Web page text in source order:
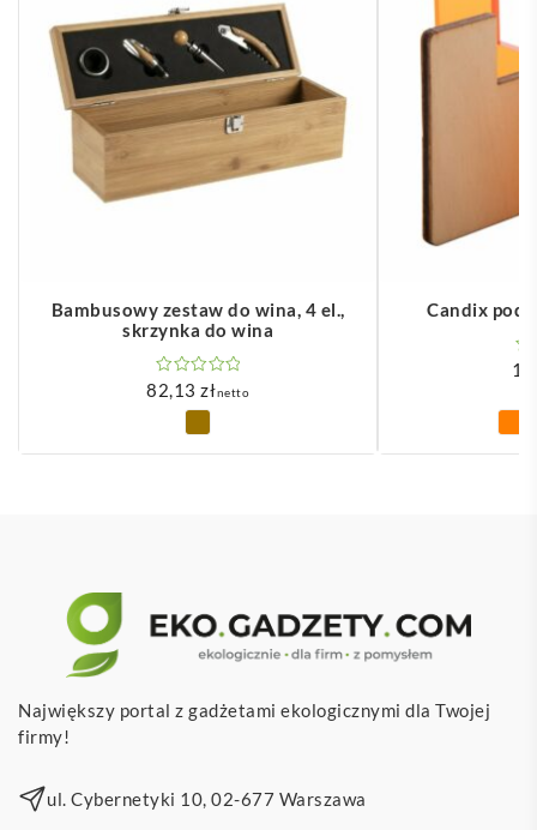
Bambusowy zestaw do wina, 4 el.,
skrzynka do wina
82,13 złnetto
Candix
Największy portal z gadżetami ekologicznymi dla Twojej
firmy!
ul. Cybernetyki 10, 02-677 Warszawa